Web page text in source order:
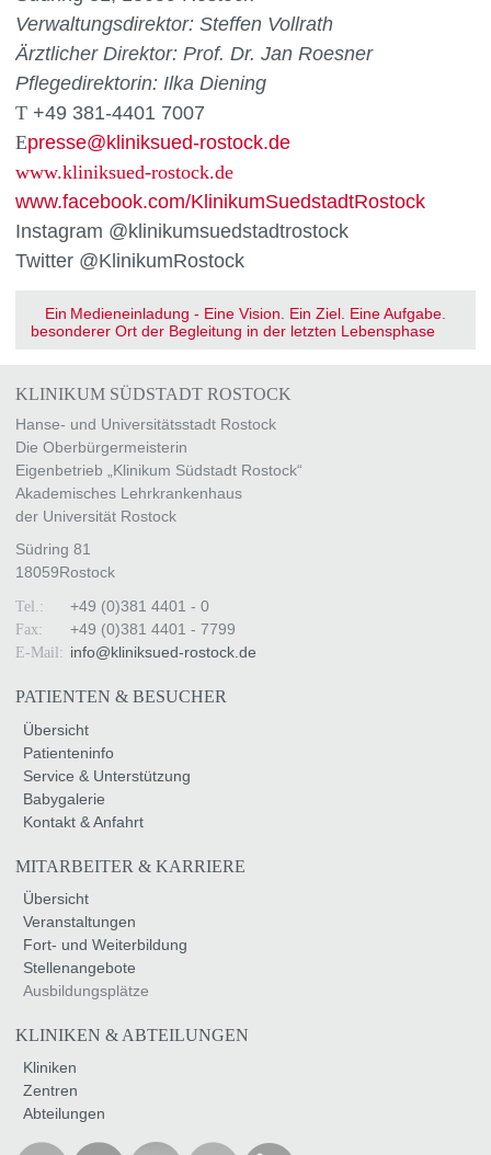
Verwaltungsdirektor: Steffen Vollrath
Ärztlicher Direktor: Prof. Dr. Jan Roesner
Pflegedirektorin: Ilka Diening
T +49 381-4401 7007
Epresse@kliniksued-rostock.de
www.kliniksued-rostock.de
www.facebook.com/KlinikumSuedstadtRostock
Instagram @klinikumsuedstadtrostock
Twitter @KlinikumRostock
Medieneinladung - Eine Vision. Ein Ziel. Eine Aufgabe.
Ein
besonderer Ort der Begleitung in der letzten Lebensphase
KLINIKUM SÜDSTADT ROSTOCK
Hanse- und Universitätsstadt Rostock
Die Oberbürgermeisterin
Eigenbetrieb „Klinikum Südstadt Rostock“
Akademisches Lehrkrankenhaus
der Universität Rostock
Südring 81
18059Rostock
Tel.: +49 (0)381 4401 - 0
Fax: +49 (0)381 4401 - 7799
E-Mail: info@kliniksued-rostock de
PATIENTEN & BESUCHER
Übersicht
Patienteninfo
Service & Unterstützung
Babygalerie
Kontakt & Anfahrt
MITARBEITER & KARRIERE
Übersicht
Veranstaltungen
Fort- und Weiterbildung
Stellenangebote
Ausbildungsplätze
KLINIKEN & ABTEILUNGEN
Kliniken
Zentren
Abteilungen